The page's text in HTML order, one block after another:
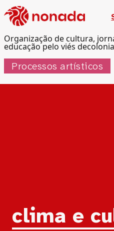
Organização de cultura,
educação pelo viés
Processos artísticos
Tag:
clima e